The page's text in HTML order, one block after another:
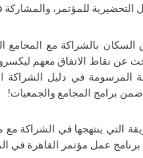
للمؤتمر، والمشاركة
بالشراكة مع المجامع
عن نقاط الاتفاق معهم
المرسومة في دليل
ضمن برامج المجامع والجمعيات!
التي ينتهجها في الشراكة مع
برنامج عمل مؤتمر القاهرة